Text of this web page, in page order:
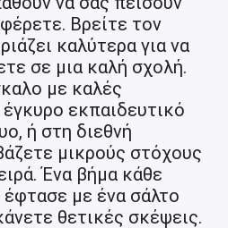
Βρείτε τον
καλύτερα για να
σε μια καλή σχολή.
με καλές
εκπαιδευτικό
ή στη διεθνή
μικρούς στόχους
Ένα βήμα κάθε
με ένα σάλτο
θετικές σκέψεις.